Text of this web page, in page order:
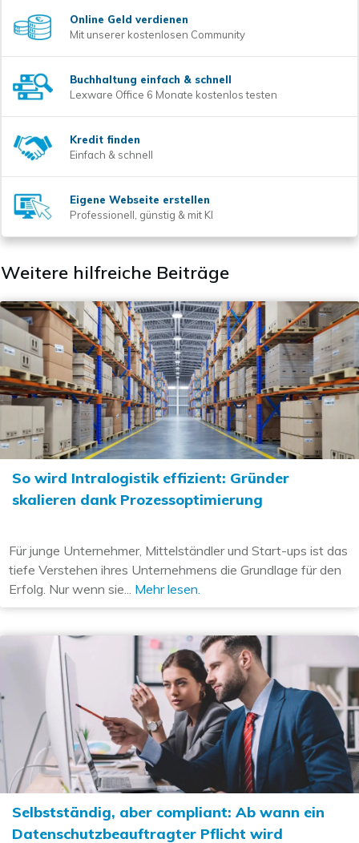
Online Geld verdienen
Mit unserer kostenlosen Community
Buchhaltung einfach & schnell
Lexware Office 6 Monate kostenlos testen
Kredit finden
Einfach & schnell
Eigene Webseite erstellen
Professionell, günstig & mit KI
Weitere hilfreiche Beiträge
So wird Intralogistik effizient: Gründer
skalieren dank Prozessoptimierung
Für junge Unternehmer, Mittelständler und Start-ups ist das
tiefe Verstehen ihres Unternehmens die Grundlage für den
Erfolg. Nur wenn sie... Mehr lesen.
Selbstständig, aber compliant: Ab wann ein
Datenschutzbeauftragter Pflicht wird